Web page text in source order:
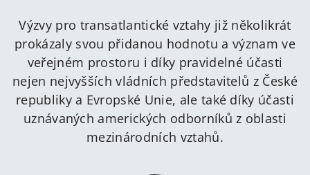
Výzvy pro transatlantické vztahy již několikrát
prokázaly svou přidanou hodnotu a význam ve
veřejném prostoru i díky pravidelné účasti
nejen nejvyšších vládních představitelů z České
republiky a Evropské Unie, ale také díky účasti
uznávaných amerických odborníků z oblasti
mezinárodních vztahů.